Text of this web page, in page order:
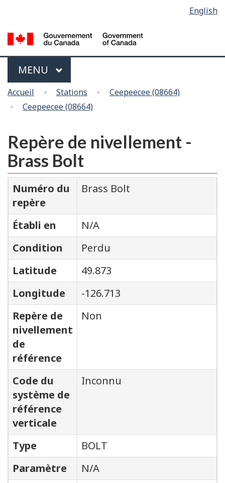
main
content
la
version
HTML
la
langue
English
Menu
MAIN
MENU
Vous
êtes
Accueil Stations
Ceepeecee (08664)
Ceepeecee (08664)
Repère de nivellement -
Brass Bolt
Numéro du
repère
Brass Bolt
Établi en
N/A
Condition
Perdu
Latitude
49.873
Longitude
-126.713
Repère de
nivellement
de
référence
Non
Code du
système de
référence
verticale
Inconnu
Type
BOLT
Paramètre
N/A